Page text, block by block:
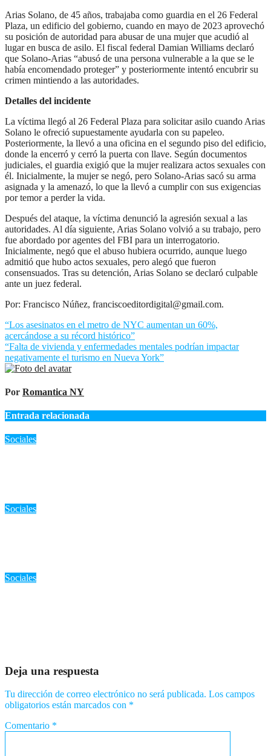
Arias Solano, de 45 años, trabajaba como guardia en el 26 Federal
Plaza, un edificio del gobierno, cuando en mayo de 2023 aprovechó
su posición de autoridad para abusar de una mujer que acudió al
lugar en busca de asilo. El fiscal federal Damian Williams declaró
que Solano-Arias “abusó de una persona vulnerable a la que se le
había encomendado proteger” y posteriormente intentó encubrir su
crimen mintiendo a las autoridades.
Detalles del incidente
La víctima llegó al 26 Federal Plaza para solicitar asilo cuando Arias
Solano le ofreció supuestamente ayudarla con su papeleo.
Posteriormente, la llevó a una oficina en el segundo piso del edificio,
donde la encerró y cerró la puerta con llave. Según documentos
judiciales, el guardia exigió que la mujer realizara actos sexuales con
él. Inicialmente, la mujer se negó, pero Solano-Arias sacó su arma
asignada y la amenazó, lo que la llevó a cumplir con sus exigencias
por temor a perder la vida.
Después del ataque, la víctima denunció la agresión sexual a las
autoridades. Al día siguiente, Arias Solano volvió a su trabajo, pero
fue abordado por agentes del FBI para un interrogatorio.
Inicialmente, negó que el abuso hubiera ocurrido, aunque luego
admitió que hubo actos sexuales, pero alegó que fueron
consensuados. Tras su detención, Arias Solano se declaró culpable
ante un juez federal.
Por: Francisco Núñez, franciscoeditordigital@gmail.com.
Navegación
de
entradas
“Los asesinatos en el metro de NYC aumentan un 60%,
acercándose a su récord histórico”
“Falta de vivienda y enfermedades mentales podrían impactar
negativamente el turismo en Nueva York”
Por Romantica NY
Entrada relacionada
Sociales
Sociales
Sociales
Deja una respuesta
Tu dirección de correo electrónico no será publicada. Los campos
obligatorios están marcados con *
Comentario *